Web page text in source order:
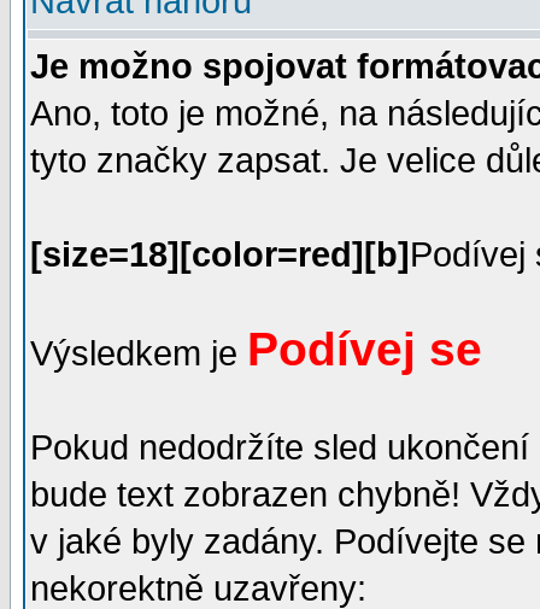
Je možno spojovat
Ano, toto je možné, na
tyto značky zapsat. Je velice
[size=18][color=red][b]Podívej
Výsledkem je Podívej se
Pokud nedodržíte sled
bude text zobrazen chybně!
v jaké byly zadány. Podívejte
nekorektně uzavřeny: